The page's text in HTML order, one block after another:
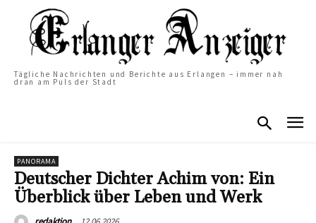
Tägliche Nachrichten und Berichte aus Erlangen – immer nah
dran am Puls der Stadt
PANORAMA
Deutscher Dichter Achim von: Ein
Überblick über Leben und Werk